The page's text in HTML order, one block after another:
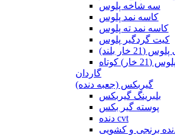
سه شاخه پلوس
کاسه نمد پلوس
کاسه نمد ته پلوس
کیت گردگیر پلوس
خار بلند)
خار) کوتاه
گاردان
گیربکس (جعبه دنده)
بلبرینگ گیربکس
پوسته گیر بکس
دنده cvt
برنجی و کشویی